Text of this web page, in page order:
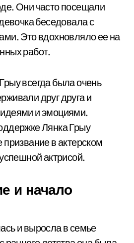
Они часто посещали
беседовала с
Это вдохновляло ее на
работ.
всегда была очень
друг друга и
и эмоциями.
Лянка Грыу
призвание в актерском
актрисой.
и начало
и выросла в семье